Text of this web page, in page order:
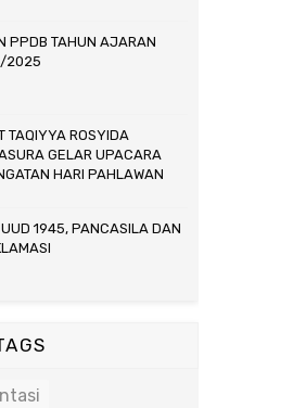
PPDB TAHUN AJARAN
2025
TAQIYYA ROSYIDA
GELAR UPACARA
HARI PAHLAWAN
UUD 1945, PANCASILA DAN